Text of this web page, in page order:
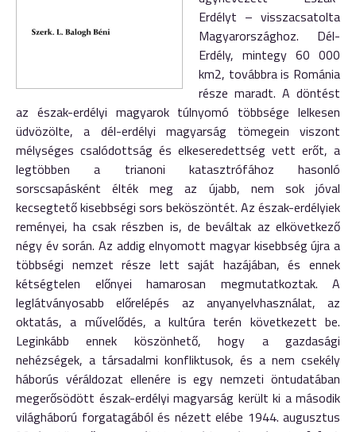
Erdélyt – visszacsatolta
Magyarországhoz. Dél-
Erdély, mintegy 60 000
km2, továbbra is Románia
része maradt. A döntést
az észak-erdélyi magyarok túlnyomó többsége lelkesen
üdvözölte, a dél-erdélyi magyarság tömegein viszont
mélységes csalódottság és elkeseredettség vett erőt, a
legtöbben a trianoni katasztrófához hasonló
sorscsapásként élték meg az újabb, nem sok jóval
kecsegtető kisebbségi sors beköszöntét. Az észak-erdélyiek
reményei, ha csak részben is, de beváltak az elkövetkező
négy év során. Az addig elnyomott magyar kisebbség újra a
többségi nemzet része lett saját hazájában, és ennek
kétségtelen előnyei hamarosan megmutatkoztak. A
leglátványosabb előrelépés az anyanyelvhasználat, az
oktatás, a művelődés, a kultúra terén következett be.
Leginkább ennek köszönhető, hogy a gazdasági
nehézségek, a társadalmi konfliktusok, és a nem csekély
háborús véráldozat ellenére is egy nemzeti öntudatában
megerősödött észak-erdélyi magyarság került ki a második
világháború forgatagából és nézett elébe 1944. augusztus